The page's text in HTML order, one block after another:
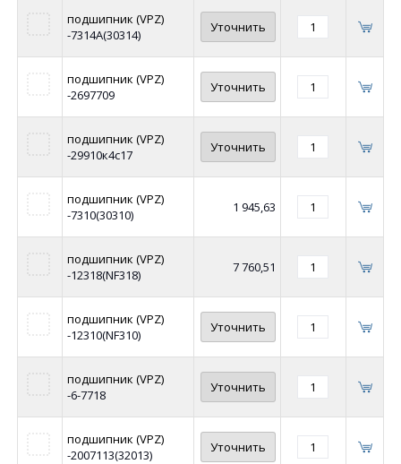
подшипник (VPZ)
-7314А(30314)
Уточнить
подшипник (VPZ)
-2697709
Уточнить
подшипник (VPZ)
-29910к4с17
Уточнить
подшипник (VPZ)
-7310(30310)
1 945,63
подшипник (VPZ)
-12318(NF318)
7 760,51
подшипник (VPZ)
-12310(NF310)
Уточнить
подшипник (VPZ)
-6-7718
Уточнить
подшипник (VPZ)
-2007113(32013)
Уточнить